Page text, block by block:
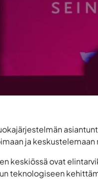
ja
keskiössä ovat
teknologiseen